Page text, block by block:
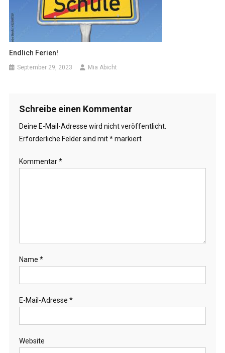
Endlich Ferien!
September 29, 2023 Mia Abicht
Schreibe einen Kommentar
Deine E-Mail-Adresse wird nicht veröffentlicht.
Erforderliche Felder sind mit*markiert
Kommentar*
Name *
E-Mail-Adresse *
Website